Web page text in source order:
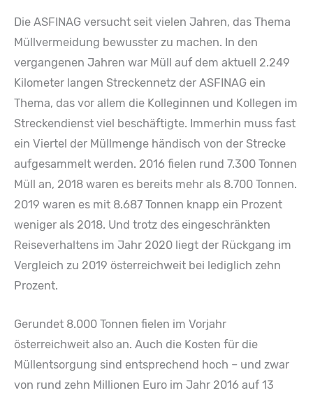
Die ASFINAG versucht seit vielen Jahren, das Thema
Müllvermeidung bewusster zu machen. In den
vergangenen Jahren war Müll auf dem aktuell 2.249
Kilometer langen Streckennetz der ASFINAG ein
Thema, das vor allem die Kolleginnen und Kollegen im
Streckendienst viel beschäftigte. Immerhin muss fast
ein Viertel der Müllmenge händisch von der Strecke
aufgesammelt werden. 2016 fielen rund 7.300 Tonnen
Müll an, 2018 waren es bereits mehr als 8.700 Tonnen.
2019 waren es mit 8.687 Tonnen knapp ein Prozent
weniger als 2018. Und trotz des eingeschränkten
Reiseverhaltens im Jahr 2020 liegt der Rückgang im
Vergleich zu 2019 österreichweit bei lediglich zehn
Prozent.
Gerundet 8.000 Tonnen fielen im Vorjahr
österreichweit also an. Auch die Kosten für die
Müllentsorgung sind entsprechend hoch – und zwar
von rund zehn Millionen Euro im Jahr 2016 auf 13